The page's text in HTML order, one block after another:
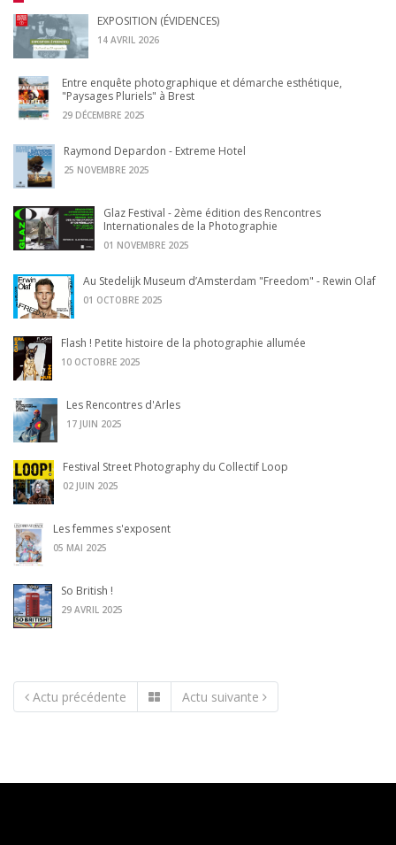
EXPOSITION (ÉVIDENCES)
14 AVRIL 2026
Entre enquête photographique et démarche esthétique,
"Paysages Pluriels" à Brest
29 DÉCEMBRE 2025
Raymond Depardon - Extreme Hotel
25 NOVEMBRE 2025
Glaz Festival - 2ème édition des Rencontres
Internationales de la Photographie
01 NOVEMBRE 2025
Au Stedelijk Museum d’Amsterdam "Freedom" - Rewin Olaf
01 OCTOBRE 2025
Flash ! Petite histoire de la photographie allumée
10 OCTOBRE 2025
Les Rencontres d'Arles
17 JUIN 2025
Festival Street Photography du Collectif Loop
02 JUIN 2025
Les femmes s'exposent
05 MAI 2025
So British !
29 AVRIL 2025
Actu précédente Actu suivante